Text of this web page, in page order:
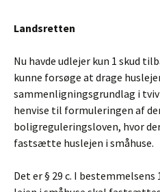
Landsretten
Nu havde udlejer kun 1 skud
kunne forsøge at drage
sammenligningsgrundlag i
henvise til formuleringen af
boligreguleringsloven, hvor
fastsætte huslejen i småhuse.
Det er § 29 c. I